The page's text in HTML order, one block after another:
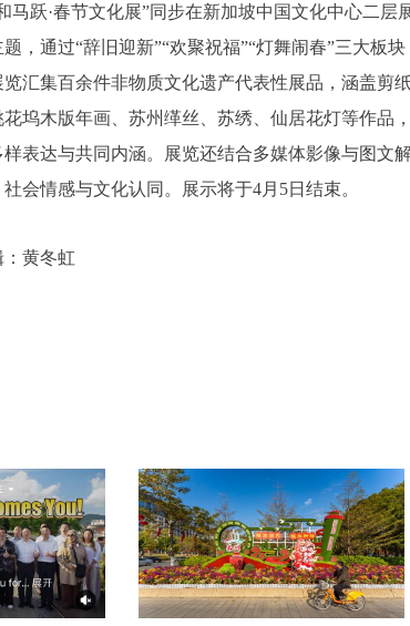
马跃·春节文化展”同步在新加坡中国文化中心二
，通过“辞旧迎新”“欢聚祝福”“灯舞闹春”三大板
览汇集百余件非物质文化遗产代表性展品，涵盖剪
花坞木版年画、苏州缂丝、苏绣、仙居花灯等作品
表达与共同内涵。展览还结合多媒体影像与图文
会情感与文化认同。展示将于4月5日结束。
黄冬虹